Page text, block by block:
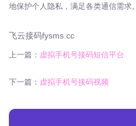
地保护个人隐私，满足各类通信需求。
飞云接码fysms.cc
上一篇： 虚拟手机号接码短信平台
下一篇： 虚拟手机号接码视频